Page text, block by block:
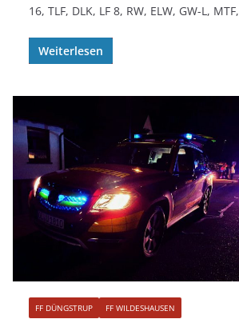
16, TLF, DLK, LF 8, RW, ELW, GW-L, MTF,
Weiterlesen
FF DÜNGSTRUP FF WILDESHAUSEN